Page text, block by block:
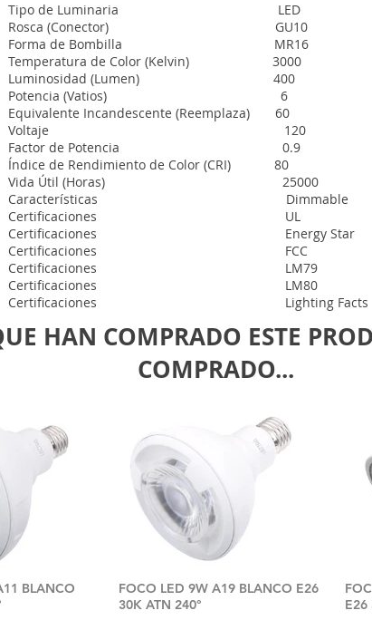
Tipo de Luminaria LED
Rosca (Conector) GU10
Forma de Bombilla MR16
Temperatura de Color (Kelvin) 3000
Luminosidad (Lumen) 400
Potencia (Vatios) 6
Equivalente Incandescente (Reemplaza) 60
Voltaje 120
Factor de Potencia 0.9
Índice de Rendimiento de Color (CRI) 80
Vida Útil (Horas) 25000
Características Dimmable
Certificaciones UL
Certificaciones Energy Star
Certificaciones FCC
Certificaciones LM79
Certificaciones LM80
Certificaciones Lighting Facts
HAN COMPRADO ESTE
COMPRADO...
BLANCO
FOCO LED 9W A19 BLANCO E26
30K ATN 240°
E26